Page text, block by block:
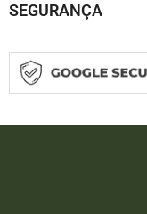
SEGURANÇA